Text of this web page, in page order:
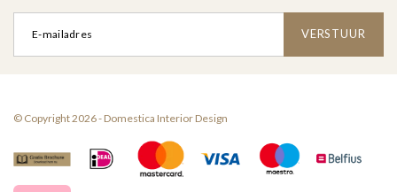
VERSTUUR
© Copyright 2026 - Domestica Interior Design